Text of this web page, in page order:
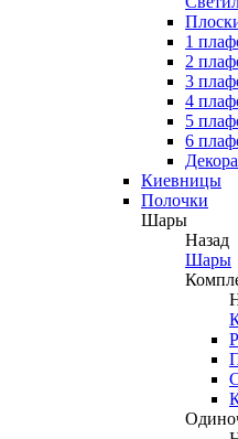
1
2
3
4
5
6
Киевницы
Полочки
Шары
Назад
Шары